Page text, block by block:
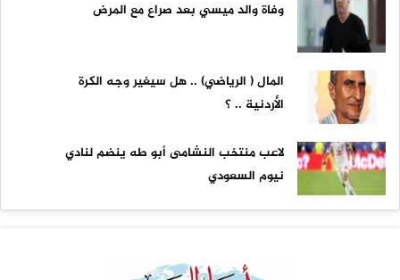
وفاة والد ميسي بعد صراع مع المرض
المال ( الرياضي) .. هل سيغير وجه الكرة
الأردنية .. ؟
لاعب منتخب النشامى أبو طه ينضم لنادي
نيوم السعودي